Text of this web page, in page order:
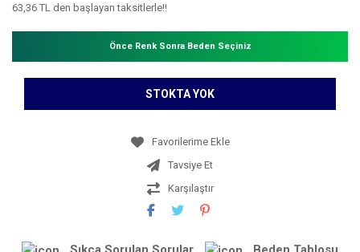
63,36 TL den başlayan taksitlerle!!
Önce Renk Sonra Beden Seçiniz
STOKTA YOK
Tavsiye Et
Karşılaştır